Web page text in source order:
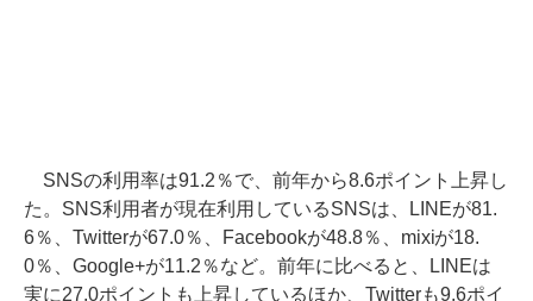
SNSの利用率は91.2％で、前年から8.6ポイント上昇し
た。SNS利用者が現在利用しているSNSは、LINEが81.
6％、Twitterが67.0％、Facebookが48.8％、mixiが18.
0％、Google+が11.2％など。前年に比べると、LINEは
実に27.0ポイントも上昇しているほか、Twitterも9.6ポイ